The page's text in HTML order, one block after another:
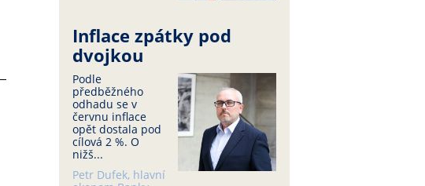
Inflace zpátky pod
dvojkou
Podle
předběžného
odhadu se v
červnu inflace
opět dostala pod
cílová 2 %. O
nižš...
Petr Dufek, hlavní